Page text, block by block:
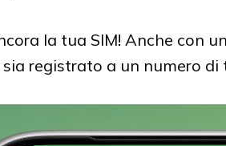
la tua SIM! Anche con
registrato a un numero